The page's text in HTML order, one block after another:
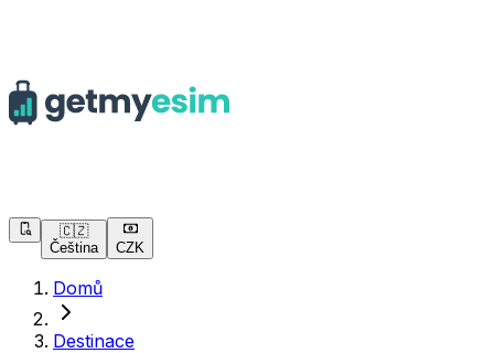
🇨🇿
Čeština
CZK
Domů
Destinace